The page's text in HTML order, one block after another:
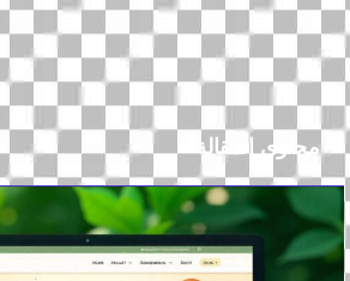
محتوى المقالة